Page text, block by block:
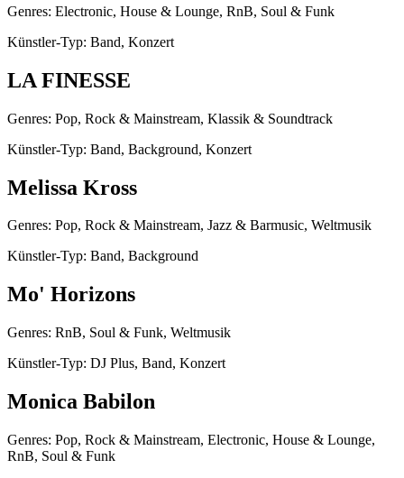
Genres: Electronic, House & Lounge, RnB, Soul & Funk
Künstler-Typ: Band, Konzert
LA FINESSE
Genres: Pop, Rock & Mainstream, Klassik & Soundtrack
Künstler-Typ: Band, Background, Konzert
Melissa Kross
Genres: Pop, Rock & Mainstream, Jazz & Barmusic, Weltmusik
Künstler-Typ: Band, Background
Mo' Horizons
Genres: RnB, Soul & Funk, Weltmusik
Künstler-Typ: DJ Plus, Band, Konzert
Monica Babilon
Genres: Pop, Rock & Mainstream, Electronic, House & Lounge,
RnB, Soul & Funk